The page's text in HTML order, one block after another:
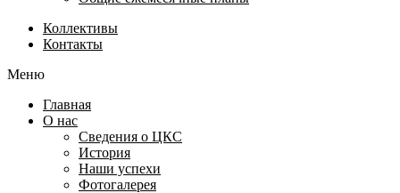
Коллективы
Контакты
Меню
Главная
О нас
Сведения о ЦКС
История
Наши успехи
Фотогалерея